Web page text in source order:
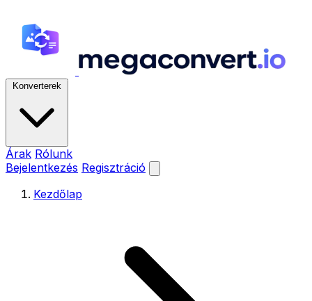
Konverterek
Árak Rólunk
Bejelentkezés Regisztráció
Kezdőlap